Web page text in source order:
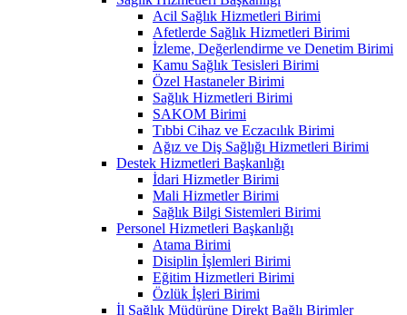
Acil Sağlık Hizmetleri Birimi
Afetlerde Sağlık Hizmetleri Birimi
İzleme, Değerlendirme ve Denetim Birimi
Kamu Sağlık Tesisleri Birimi
Özel Hastaneler Birimi
Sağlık Hizmetleri Birimi
SAKOM Birimi
Tıbbi Cihaz ve Eczacılık Birimi
Ağız ve Diş Sağlığı Hizmetleri Birimi
Destek Hizmetleri Başkanlığı
İdari Hizmetler Birimi
Mali Hizmetler Birimi
Sağlık Bilgi Sistemleri Birimi
Personel Hizmetleri Başkanlığı
Atama Birimi
Disiplin İşlemleri Birimi
Eğitim Hizmetleri Birimi
Özlük İşleri Birimi
İl Sağlık Müdürüne Direkt Bağlı Birimler